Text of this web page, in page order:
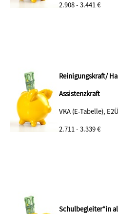
2.908 - 3.441 €
Reinigungskraft/
Assistenzkraft
VKA (E-Tabelle), E2Ü
2.711 - 3.339 €
Schulbegleiter*in